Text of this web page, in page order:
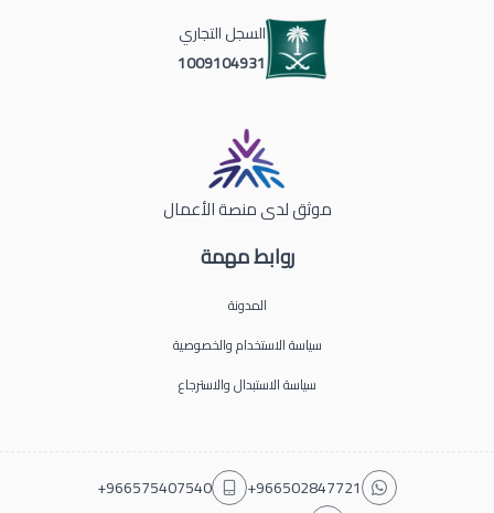
روابط مهمة
المدونة
سياسة الاستخدام والخصوصية
سياسة الاستبدال والاسترجاع
السجل التجاري
1009104931
موثق لدى منصة الأعمال
+966502847721
+966575407540